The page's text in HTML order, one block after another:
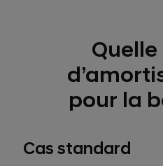
pour la
Cas standard